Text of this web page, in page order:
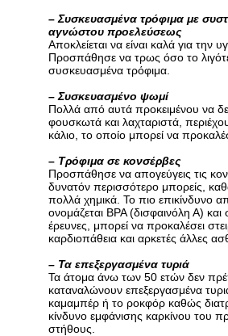
– Συσκευασμένα τρόφιμα με
αγνώστου προελεύσεως
Αποκλείεται να είναι καλά για την
Προσπάθησε να τρως όσο το
συσκευασμένα τρόφιμα.
– Συσκευασμένο ψωμί
Πολλά από αυτά προκειμένου να
φουσκωτά και λαχταριστά,
κάλιο, το οποίο μπορεί να
– Τρόφιμα σε κονσέρβες
Προσπάθησε να απογεύγεις τις
δυνατόν περισσότερο μπορείς,
πολλά χημικά. Το πιο επικίνδυνο
ονομάζεται ΒΡΑ (δισφαινόλη Α)
έρευνες, μπορεί να προκαλέσει
καρδιοπάθεια και αρκετές άλλες
– Τα επεξεργασμένα τυριά
Τα άτομα άνω των 50 ετών δεν
καταναλώνουν επεξεργασμένα
καμαμπέρ ή το ροκφόρ καθώς
κίνδυνο εμφάνισης καρκίνου του
στήθους.